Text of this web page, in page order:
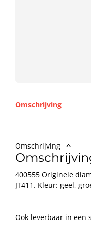
Omschrijving
Omschrijving
400555 Originele
JT411. Kleur: geel,
Ook leverbaar in een